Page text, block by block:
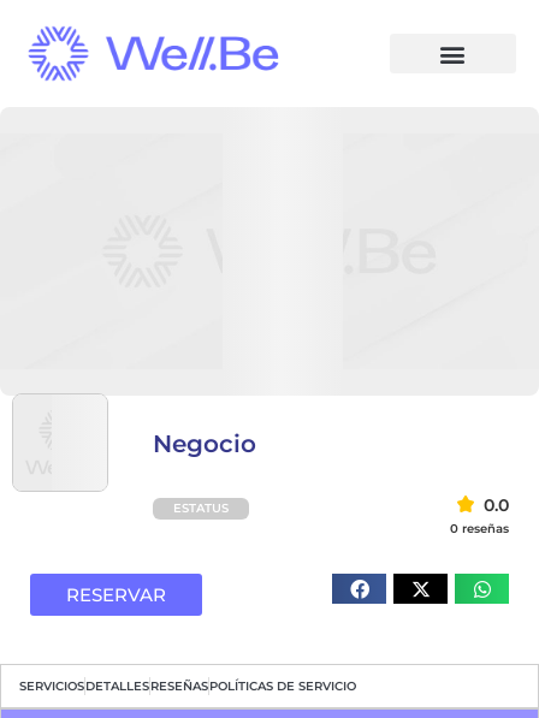
Negocio
ESTATUS 0.0
0 reseñas
RESERVAR
SERVICIOSDETALLESRESEÑASPOLÍTICAS DE SERVICIO